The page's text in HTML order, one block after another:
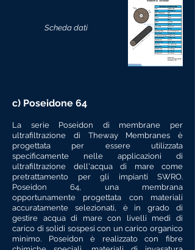
Scheda dati
c) Poseidone 64
La serie Poseidon di membrane per
ultrafiltrazione di Theway Membranes è
progettata per essere utilizzata
specificamente nelle applicazioni di
ultrafiltrazione dell'acqua di mare come
pretrattamento per gli impianti SWRO.
Poseidon 64, una membrana
opportunamente progettata con materiali
accuratamente selezionati, è in grado di
gestire acqua di mare con livelli medi di
carico di solidi sospesi con un carico organico
minimo. Poseidon è realizzato con fibre